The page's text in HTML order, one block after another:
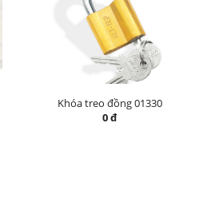
Khóa treo đồng 01330
0 đ